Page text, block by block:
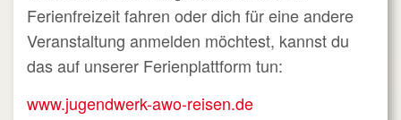
Ferienfreizeit fahren oder dich für eine andere
Veranstaltung anmelden möchtest, kannst du
das auf unserer Ferienplattform tun:
www.jugendwerk-awo-reisen.de